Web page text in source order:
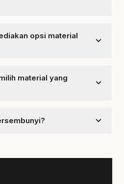
opsi material
expand_more
Anda.material yang
expand_more
dan kebutuhan.
expand_more